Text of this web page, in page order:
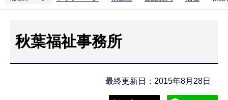
秋葉福祉事務所
最終更新日：2015年8月28日